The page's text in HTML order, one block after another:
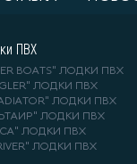
ПВХ
BOATS" ЛОДКИ ПВХ
ЛОДКИ ПВХ
ЛОДКИ ПВХ
ЛОДКИ ПВХ
ЛОДКИ ПВХ
ЛОДКИ ПВХ